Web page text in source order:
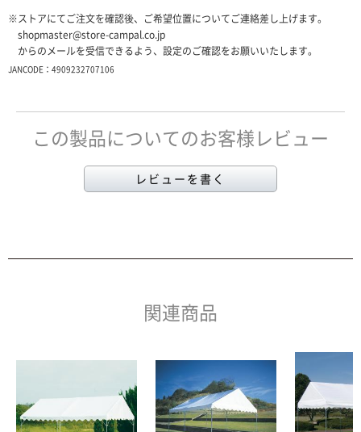
※ストアにてご注文を確認後、ご希望位置についてご連絡差し上げます。
shopmaster@store-campal.co.jp
からのメールを受信できるよう、設定のご確認をお願いいたします。
JANCODE：4909232707106
この製品についてのお客様レビュー
レビューを書く
関連商品